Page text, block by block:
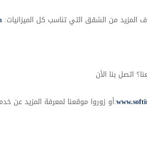
المزيد من الشقق التي تناسب كل الميزانيات:
اتصل بنا الأن
:أو زوروا موقعنا لمعرفة المزيد عن